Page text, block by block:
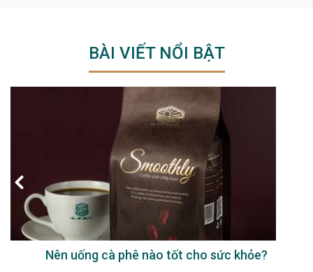
BÀI VIẾT NỔI BẬT
Nên uống cà phê nào tốt cho sức khỏe?